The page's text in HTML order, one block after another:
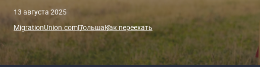
13 августа 2025
MigrationUnion.comПольшаКак переехать